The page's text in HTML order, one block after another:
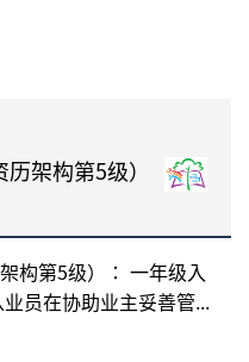
架构第5级）
构第5级）： 一年级入
员在协助业主妥善管...